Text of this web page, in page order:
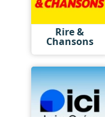
Rire &
Chansons